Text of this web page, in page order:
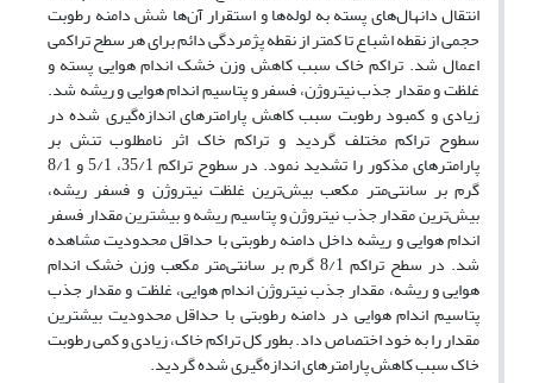
انتقال دانهال‌های پسته به لوله‌ها و استقرار آن‌ها شش دامنه رطوبت
حجمی از نقطه اشباع تا کمتر از نقطه پژمردگی دائم برای هر سطح تراکمی
اعمال شد. تراکم خاک سبب کاهش وزن خشک اندام هوایی پسته و
غلظت و مقدار جذب نیتروژن، فسفر و پتاسیم اندام هوایی و ریشه شد.
زیادی و کمبود رطوبت سبب کاهش پارامترهای اندازه‌گیری شده در
سطوح تراکم مختلف گردید و تراکم خاک اثر نامطلوب تنش بر
پارامترهای مذکور را تشدید نمود. در سطوح تراکم 35/1، 5/1 و 8/1
گرم بر سانتی‌متر مکعب بیش‌ترین غلظت نیتروژن و فسفر ریشه،
بیش‌ترین مقدار جذب نیتروژن و پتاسیم ریشه و بیش­ترین مقدار فسفر
اندام هوایی و ریشه داخل دامنه رطوبتی با حداقل محدودیت مشاهده
شد. در سطح تراکم 8/1 گرم بر سانتی‌متر مکعب وزن خشک اندام
هوایی و ریشه، مقدار جذب نیتروژن اندام هوایی، غلظت و مقدار جذب
پتاسیم اندام هوایی در دامنه رطوبتی با حداقل محدودیت بیشترین
مقدار را به خود اختصاص داد. بطور کل تراکم خاک، زیادی و کمی رطوبت
خاک سبب کاهش پارامترهای اندازه‌گیری شده گردید.